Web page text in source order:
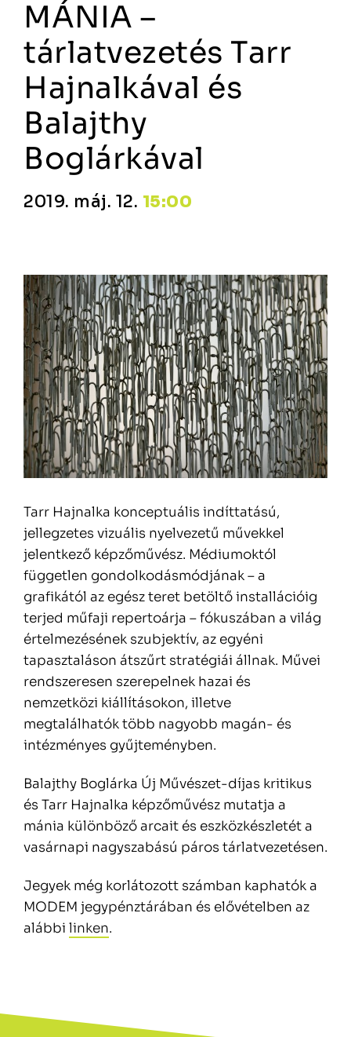
MÁNIA –
tárlatvezetés Tarr
Hajnalkával és
Balajthy
Boglárkával
2019. máj. 12. 15:00
Tarr Hajnalka konceptuális indíttatású,
jellegzetes vizuális nyelvezetű művekkel
jelentkező képzőművész. Médiumoktól
független gondolkodásmódjának – a
grafikától az egész teret betöltő installációig
terjed műfaji repertoárja – fókuszában a világ
értelmezésének szubjektív, az egyéni
tapasztaláson átszűrt stratégiái állnak. Művei
rendszeresen szerepelnek hazai és
nemzetközi kiállításokon, illetve
megtalálhatók több nagyobb magán- és
intézményes gyűjteményben.
Balajthy Boglárka Új Művészet-díjas kritikus
és Tarr Hajnalka képzőművész mutatja a
mánia különböző arcait és eszközkészletét a
vasárnapi nagyszabású páros tárlatvezetésen.
Jegyek még korlátozott számban kaphatók a
MODEM jegypénztárában és elővételben az
alábbi linken.